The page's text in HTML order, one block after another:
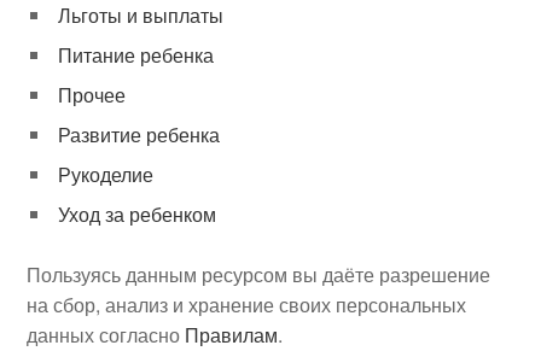
Льготы и выплаты
Питание ребенка
Прочее
Развитие ребенка
Рукоделие
Уход за ребенком
Пользуясь данным ресурсом вы даёте разрешение
на сбор, анализ и хранение своих персональных
данных согласно Правилам.